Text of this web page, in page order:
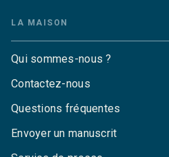
LA MAISON
Qui sommes-nous ?
Contactez-nous
Questions fréquentes
Envoyer un manuscrit